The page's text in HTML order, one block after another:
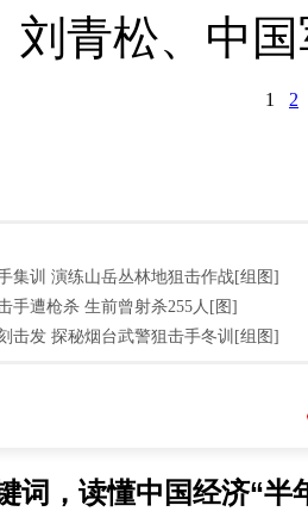
刘青松、中
1 2
集训 演练山岳丛林地狙击作战[组图]
手遭枪杀 生前曾射杀255人[图]
击发 探秘烟台武警狙击手冬训[组图]